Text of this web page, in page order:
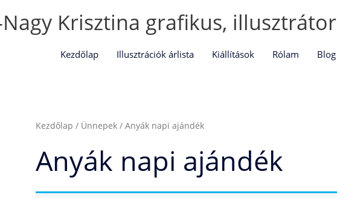
Krisztina grafikus, illusztrátor
Kezdőlap Illusztrációk árlista Kiállítások Rólam Blog
Kezdőlap / Ünnepek / Anyák napi ajándék
Anyák napi ajándék